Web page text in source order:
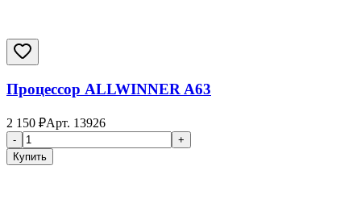
Процессор ALLWINNER A63
2 150 ₽Арт. 13926
-
+
Купить